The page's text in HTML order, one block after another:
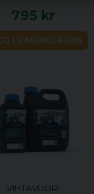
795 kr
I VARUKORGEN
VIHTAVUORI